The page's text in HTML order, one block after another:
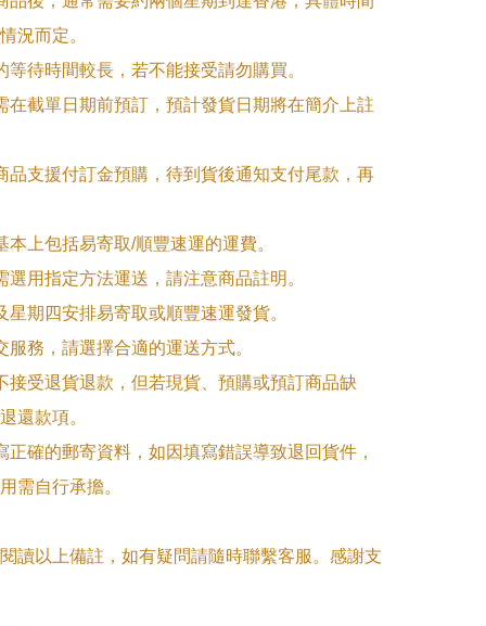
況而定。
等待時間較長，若不能接受請勿購買。
在截單日期前預訂，預計發貨日期將在簡介上註
品支援付訂金預購，待到貨後通知支付尾款，再
本上包括易寄取/順豐速運的運費。
選用指定方法運送，請注意商品註明。
星期四安排易寄取或順豐速運發貨。
服務，請選擇合適的運送方式。
接受退貨退款，但若現貨、預購或預訂商品缺
還款項。
正確的郵寄資料，如因填寫錯誤導致退回貨件，
需自行承擔。
讀以上備註，如有疑問請隨時聯繫客服。感謝支